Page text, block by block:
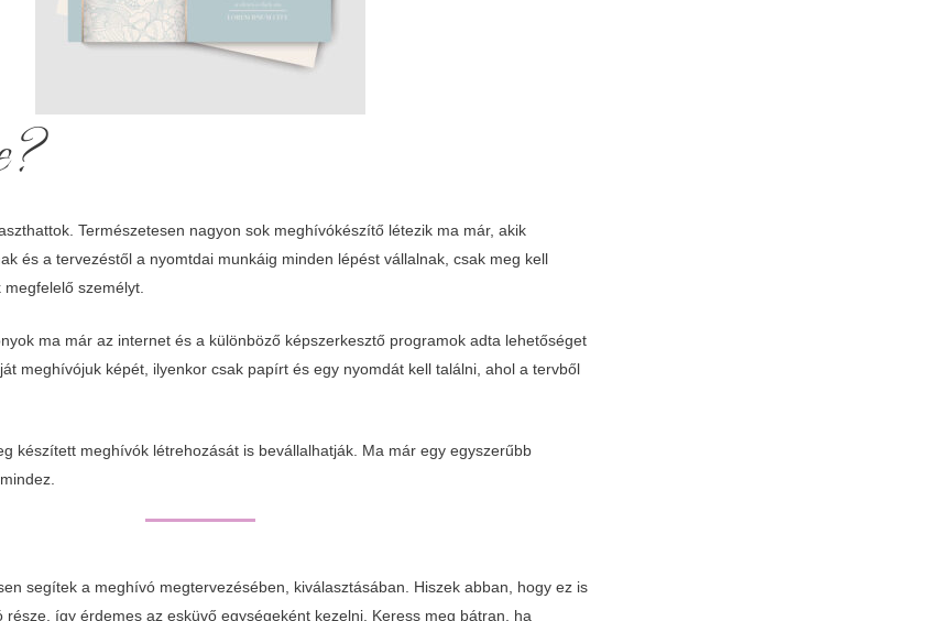
Természetesen nagyon sok meghívókészítő létezik ma már, akik
és a tervezéstől a nyomtdai munkáig minden lépést vállalnak, csak meg kell
személyt.
ma már az internet és a különböző képszerkesztő programok adta lehetőséget
meghívójuk képét, ilyenkor csak papírt és egy nyomdát kell találni, ahol a tervből
készített meghívók létrehozását is bevállalhatják. Ma már egy egyszerűbb
segítek a meghívó megtervezésében, kiválasztásában. Hiszek abban, hogy ez is
része, így érdemes az esküvő egységeként kezelni. Keress meg bátran, ha